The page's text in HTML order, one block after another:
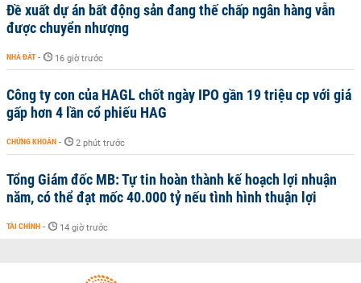
Đề xuất dự án bất động sản đang thế chấp ngân hàng vẫn
được chuyển nhượng
NHÀ ĐẤT - 16 giờ trước
Công ty con của HAGL chốt ngày IPO gần 19 triệu cp với giá
gấp hơn 4 lần cổ phiếu HAG
CHỨNG KHOÁN - 2 phút trước
Tổng Giám đốc MB: Tự tin hoàn thành kế hoạch lợi nhuận
năm, có thể đạt mốc 40.000 tỷ nếu tình hình thuận lợi
TÀI CHÍNH - 14 giờ trước